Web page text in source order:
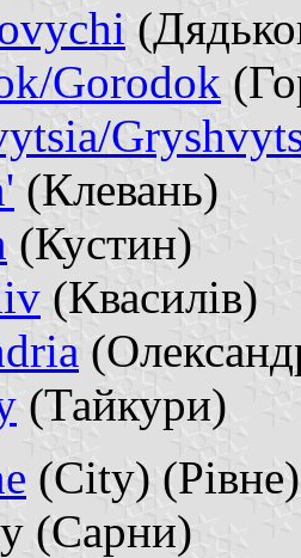
Gorodok
(Клевань)
(Кустин)
(Квасилів)
(Тайкури)
(City) (Рівне)
(Сарни)